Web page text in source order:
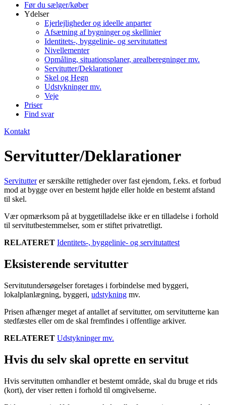
Før du sælger/køber
Ydelser
Ejerlejligheder og ideelle anparter
Afsætning af bygninger og skellinier
Identitets-, byggelinie- og servitutattest
Nivellementer
Opmåling, situationsplaner, arealberegninger mv.
Servitutter/Deklarationer
Skel og Hegn
Udstykninger mv.
Veje
Priser
Find svar
Kontakt
Servitutter/Deklarationer
Servitutterer særskilte rettigheder over fast ejendom, f.eks. et forbud
mod at bygge over en bestemt højde eller holde en bestemt afstand
til skel.
Vær opmærksom på at byggetilladelse ikke er en tilladelse i forhold
til servitutbestemmelser, som er stiftet privatretligt.
RELATERET Identitets-, byggelinie- og servitutattest
Eksisterende servitutter
Servitutundersøgelser foretages i forbindelse med byggeri,
lokalplanlægning, byggeri, udstykning mv.
Prisen afhænger meget af antallet af servitutter, om servitutterne kan
stedfæstes eller om de skal fremfindes i offentlige arkiver.
RELATERET Udstykninger mv.
Hvis du selv skal oprette en servitut
Hvis servitutten omhandler et bestemt område, skal du bruge et rids
(kort), der viser retten i forhold til omgivelserne.